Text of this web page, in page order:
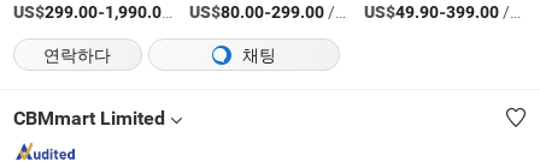
US$299.00-1,990.00 /세트
US$80.00-299.00/세트 US$49.90-399.00/세트
연락하다
채팅
CBMmart Limited